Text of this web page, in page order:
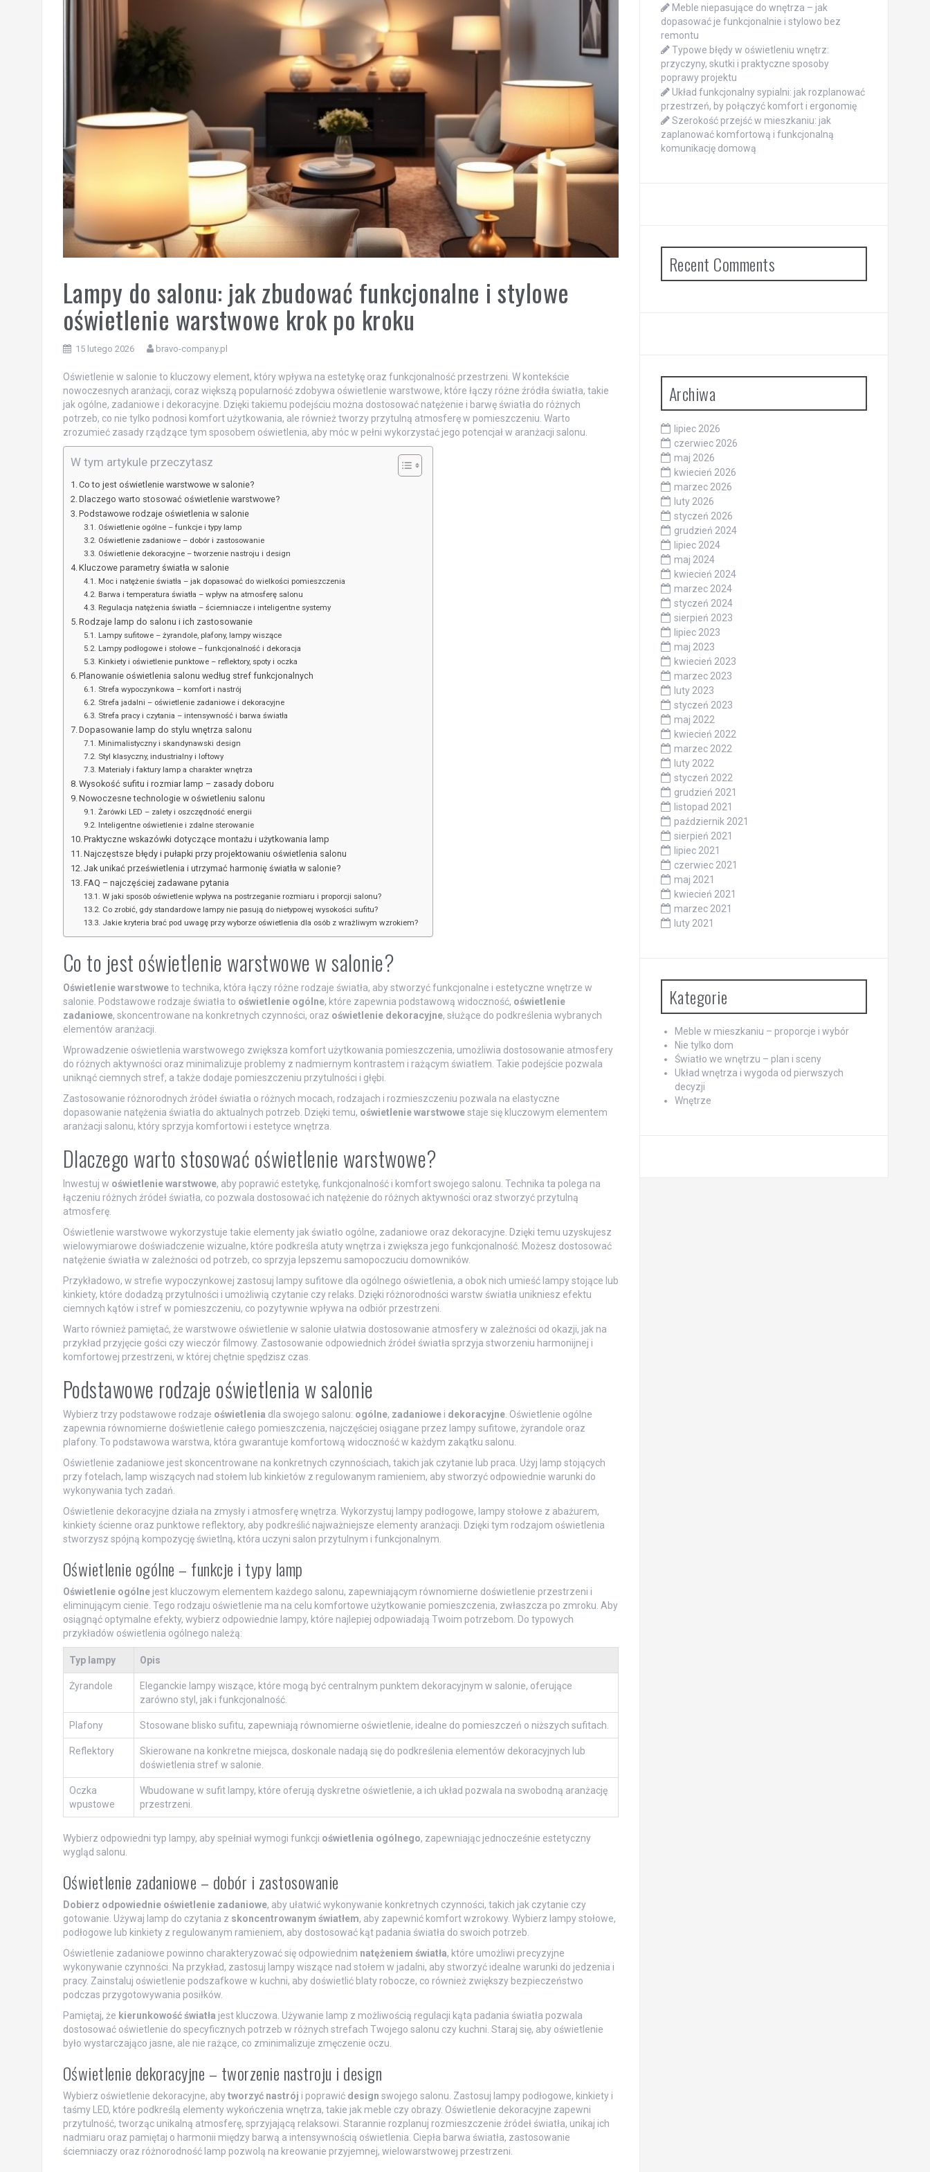
Lampy do salonu: jak zbudować funkcjonalne i stylowe
oświetlenie warstwowe krok po kroku
15 lutego 2026 bravo-company.pl
Oświetlenie w salonie to kluczowy element, który wpływa na estetykę oraz funkcjonalność przestrzeni. W kontekście
nowoczesnych aranżacji, coraz większą popularność zdobywa oświetlenie warstwowe, które łączy różne źródła światła, takie
jak ogólne, zadaniowe i dekoracyjne. Dzięki takiemu podejściu można dostosować natężenie i barwę światła do różnych
potrzeb, co nie tylko podnosi komfort użytkowania, ale również tworzy przytulną atmosferę w pomieszczeniu. Warto
zrozumieć zasady rządzące tym sposobem oświetlenia, aby móc w pełni wykorzystać jego potencjał w aranżacji salonu.
W tym artykule przeczytasz
Co to jest oświetlenie warstwowe w salonie?
Dlaczego warto stosować oświetlenie warstwowe?
Podstawowe rodzaje oświetlenia w salonie
Oświetlenie ogólne – funkcje i typy lamp
Oświetlenie zadaniowe – dobór i zastosowanie
Oświetlenie dekoracyjne – tworzenie nastroju i design
Kluczowe parametry światła w salonie
Moc i natężenie światła – jak dopasować do wielkości pomieszczenia
Barwa i temperatura światła – wpływ na atmosferę salonu
Regulacja natężenia światła – ściemniacze i inteligentne systemy
Rodzaje lamp do salonu i ich zastosowanie
Lampy sufitowe – żyrandole, plafony, lampy wiszące
Lampy podłogowe i stołowe – funkcjonalność i dekoracja
Kinkiety i oświetlenie punktowe – reflektory, spoty i oczka
Planowanie oświetlenia salonu według stref funkcjonalnych
Strefa wypoczynkowa – komfort i nastrój
Strefa jadalni – oświetlenie zadaniowe i dekoracyjne
Strefa pracy i czytania – intensywność i barwa światła
Dopasowanie lamp do stylu wnętrza salonu
Minimalistyczny i skandynawski design
Styl klasyczny, industrialny i loftowy
Materiały i faktury lamp a charakter wnętrza
Wysokość sufitu i rozmiar lamp – zasady doboru
Nowoczesne technologie w oświetleniu salonu
Żarówki LED – zalety i oszczędność energii
Inteligentne oświetlenie i zdalne sterowanie
Praktyczne wskazówki dotyczące montażu i użytkowania lamp
Najczęstsze błędy i pułapki przy projektowaniu oświetlenia salonu
Jak unikać prześwietlenia i utrzymać harmonię światła w salonie?
FAQ – najczęściej zadawane pytania
W jaki sposób oświetlenie wpływa na postrzeganie rozmiaru i proporcji salonu?
Co zrobić, gdy standardowe lampy nie pasują do nietypowej wysokości sufitu?
Jakie kryteria brać pod uwagę przy wyborze oświetlenia dla osób z wrażliwym wzrokiem?
Co to jest oświetlenie warstwowe w salonie?
Oświetlenie warstwoweto technika, która łączy różne rodzaje światła, aby stworzyć funkcjonalne i estetyczne wnętrze w
salonie. Podstawowe rodzaje światła to oświetlenie ogólne, które zapewnia podstawową widoczność, oświetlenie
zadaniowe, skoncentrowane na konkretnych czynności, oraz oświetlenie dekoracyjne, służące do podkreślenia wybranych
elementów aranżacji.
Wprowadzenie oświetlenia warstwowego zwiększa komfort użytkowania pomieszczenia, umożliwia dostosowanie atmosfery
do różnych aktywności oraz minimalizuje problemy z nadmiernym kontrastem i rażącym światłem. Takie podejście pozwala
uniknąć ciemnych stref, a także dodaje pomieszczeniu przytulności i głębi.
Zastosowanie różnorodnych źródeł światła o różnych mocach, rodzajach i rozmieszczeniu pozwala na elastyczne
dopasowanie natężenia światła do aktualnych potrzeb. Dzięki temu, oświetlenie warstwowestaje się kluczowym elementem
aranżacji salonu, który sprzyja komfortowi i estetyce wnętrza.
Dlaczego warto stosować oświetlenie warstwowe?
Inwestuj w oświetlenie warstwowe, aby poprawić estetykę, funkcjonalność i komfort swojego salonu. Technika ta polega na
łączeniu różnych źródeł światła, co pozwala dostosować ich natężenie do różnych aktywności oraz stworzyć przytulną
atmosferę.
Oświetlenie warstwowe wykorzystuje takie elementy jak światło ogólne, zadaniowe oraz dekoracyjne. Dzięki temu uzyskujesz
wielowymiarowe doświadczenie wizualne, które podkreśla atuty wnętrza i zwiększa jego funkcjonalność. Możesz dostosować
natężenie światła w zależności od potrzeb, co sprzyja lepszemu samopoczuciu domowników.
Przykładowo, w strefie wypoczynkowej zastosuj lampy sufitowe dla ogólnego oświetlenia, a obok nich umieść lampy stojące lub
kinkiety, które dodadzą przytulności i umożliwią czytanie czy relaks. Dzięki różnorodności warstw światła unikniesz efektu
ciemnych kątów i stref w pomieszczeniu, co pozytywnie wpływa na odbiór przestrzeni.
Warto również pamiętać, że warstwowe oświetlenie w salonie ułatwia dostosowanie atmosfery w zależności od okazji, jak na
przykład przyjęcie gości czy wieczór filmowy. Zastosowanie odpowiednich źródeł światła sprzyja stworzeniu harmonijnej i
komfortowej przestrzeni, w której chętnie spędzisz czas.
Podstawowe rodzaje oświetlenia w salonie
Wybierz trzy podstawowe rodzaje oświetlenia dla swojego salonu: ogólne, zadaniowei dekoracyjne. Oświetlenie ogólne
zapewnia równomierne doświetlenie całego pomieszczenia, najczęściej osiągane przez lampy sufitowe, żyrandole oraz
plafony. To podstawowa warstwa, która gwarantuje komfortową widoczność w każdym zakątku salonu.
Oświetlenie zadaniowe jest skoncentrowane na konkretnych czynnościach, takich jak czytanie lub praca. Użyj lamp stojących
przy fotelach, lamp wiszących nad stołem lub kinkietów z regulowanym ramieniem, aby stworzyć odpowiednie warunki do
wykonywania tych zadań.
Oświetlenie dekoracyjne działa na zmysły i atmosferę wnętrza. Wykorzystuj lampy podłogowe, lampy stołowe z abażurem,
kinkiety ścienne oraz punktowe reflektory, aby podkreślić najważniejsze elementy aranżacji. Dzięki tym rodzajom oświetlenia
stworzysz spójną kompozycję świetlną, która uczyni salon przytulnym i funkcjonalnym.
Oświetlenie ogólne – funkcje i typy lamp
Oświetlenie ogólnejest kluczowym elementem każdego salonu, zapewniającym równomierne doświetlenie przestrzeni i
eliminującym cienie. Tego rodzaju oświetlenie ma na celu komfortowe użytkowanie pomieszczenia, zwłaszcza po zmroku. Aby
osiągnąć optymalne efekty, wybierz odpowiednie lampy, które najlepiej odpowiadają Twoim potrzebom. Do typowych
przykładów oświetlenia ogólnego należą:
Typ lampy Opis
Żyrandole
Eleganckie lampy wiszące, które mogą być centralnym punktem dekoracyjnym w salonie, oferujące
zarówno styl, jak i funkcjonalność.
Plafony Stosowane blisko sufitu, zapewniają równomierne oświetlenie, idealne do pomieszczeń o niższych sufitach.
Reflektory
Skierowane na konkretne miejsca, doskonale nadają się do podkreślenia elementów dekoracyjnych lub
doświetlenia stref w salonie.
Oczka
wpustowe
Wbudowane w sufit lampy, które oferują dyskretne oświetlenie, a ich układ pozwala na swobodną aranżację
przestrzeni.
Wybierz odpowiedni typ lampy, aby spełniał wymogi funkcji oświetlenia ogólnego, zapewniając jednocześnie estetyczny
wygląd salonu.
Oświetlenie zadaniowe – dobór i zastosowanie
Dobierz odpowiednie oświetlenie zadaniowe, aby ułatwić wykonywanie konkretnych czynności, takich jak czytanie czy
gotowanie. Używaj lamp do czytania z skoncentrowanym światłem, aby zapewnić komfort wzrokowy. Wybierz lampy stołowe,
podłogowe lub kinkiety z regulowanym ramieniem, aby dostosować kąt padania światła do swoich potrzeb.
Oświetlenie zadaniowe powinno charakteryzować się odpowiednim natężeniem światła, które umożliwi precyzyjne
wykonywanie czynności. Na przykład, zastosuj lampy wiszące nad stołem w jadalni, aby stworzyć idealne warunki do jedzenia i
pracy. Zainstaluj oświetlenie podszafkowe w kuchni, aby doświetlić blaty robocze, co również zwiększy bezpieczeństwo
podczas przygotowywania posiłków.
Pamiętaj, że kierunkowość światła jest kluczowa. Używanie lamp z możliwością regulacji kąta padania światła pozwala
dostosować oświetlenie do specyficznych potrzeb w różnych strefach Twojego salonu czy kuchni. Staraj się, aby oświetlenie
było wystarczająco jasne, ale nie rażące, co zminimalizuje zmęczenie oczu.
Oświetlenie dekoracyjne – tworzenie nastroju i design
Wybierz oświetlenie dekoracyjne, abytworzyć nastrój i poprawić design swojego salonu. Zastosuj lampy podłogowe, kinkiety i
taśmy LED, które podkreślą elementy wykończenia wnętrza, takie jak meble czy obrazy. Oświetlenie dekoracyjne zapewni
przytulność, tworząc unikalną atmosferę, sprzyjającą relaksowi. Starannie rozplanuj rozmieszczenie źródeł światła, unikaj ich
nadmiaru oraz pamiętaj o harmonii między barwą a intensywnością oświetlenia. Ciepła barwa światła, zastosowanie
ściemniaczy oraz różnorodność lamp pozwolą na kreowanie przyjemnej, wielowarstwowej przestrzeni.
Meble niepasujące do wnętrza – jak
dopasować je funkcjonalnie i stylowo bez
remontu
Typowe błędy w oświetleniu wnętrz:
przyczyny, skutki i praktyczne sposoby
poprawy projektu
Układ funkcjonalny sypialni: jak rozplanować
przestrzeń, by połączyć komfort i ergonomię
Szerokość przejść w mieszkaniu: jak
zaplanować komfortową i funkcjonalną
komunikację domową
Recent Comments
Archiwa
lipiec 2026
czerwiec 2026
maj 2026
kwiecień 2026
marzec 2026
luty 2026
styczeń 2026
grudzień 2024
lipiec 2024
maj 2024
kwiecień 2024
marzec 2024
styczeń 2024
sierpień 2023
lipiec 2023
maj 2023
kwiecień 2023
marzec 2023
luty 2023
styczeń 2023
maj 2022
kwiecień 2022
marzec 2022
luty 2022
styczeń 2022
grudzień 2021
listopad 2021
październik 2021
sierpień 2021
lipiec 2021
czerwiec 2021
maj 2021
kwiecień 2021
marzec 2021
luty 2021
Kategorie
Meble w mieszkaniu – proporcje i wybór
Nie tylko dom
Światło we wnętrzu – plan i sceny
Układ wnętrza i wygoda od pierwszych
decyzji
Wnętrze